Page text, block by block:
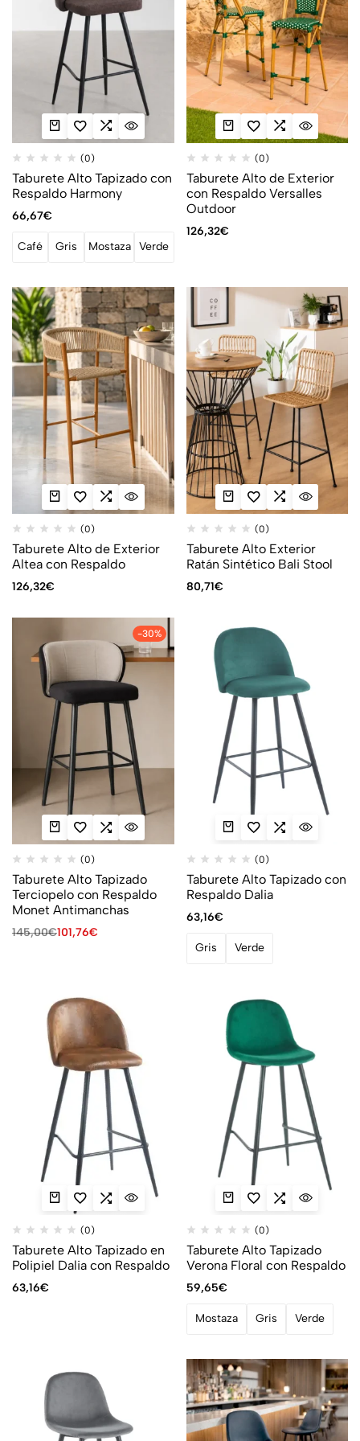
(0)
Taburete Alto Tapizado con
Respaldo Harmony
66,67€
Café Gris Mostaza Verde
(0)
Taburete Alto de Exterior
con Respaldo Versalles
Outdoor
126,32€
(0)
Taburete Alto de Exterior
Altea con Respaldo
126,32€
(0)
Taburete Alto Exterior
Ratán Sintético Bali Stool
80,71€
-30%
(0)
Taburete Alto Tapizado
Terciopelo con Respaldo
Monet Antimanchas
145,00€101,76€
(0)
Taburete Alto Tapizado con
Respaldo Dalia
63,16€
Gris Verde
(0)
Taburete Alto Tapizado en
Polipiel Dalia con Respaldo
63,16€
(0)
Taburete Alto Tapizado
Verona Floral con Respaldo
59,65€
Mostaza Gris Verde